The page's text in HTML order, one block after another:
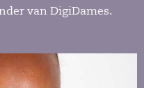
van DigiDames.